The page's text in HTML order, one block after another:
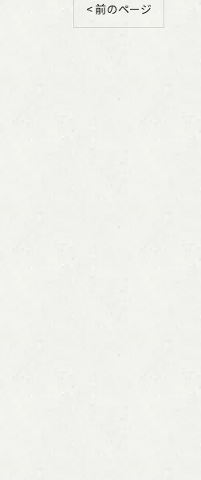
< 前のページ